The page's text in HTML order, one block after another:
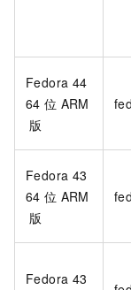
Fedora 44
64 位 ARM
版
Fedora 43
64 位 ARM
版
Fedora 43